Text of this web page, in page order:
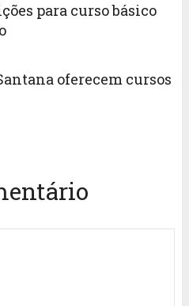
para curso básico
oferecem cursos